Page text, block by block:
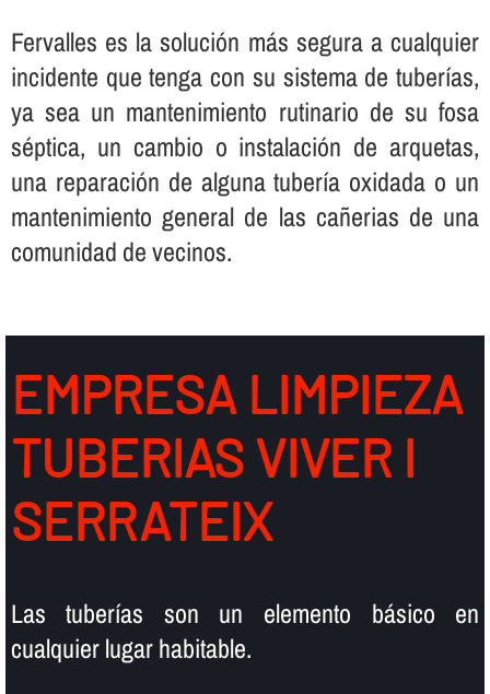
Fervalles es la solución más segura a cualquier
incidente que tenga con su sistema de tuberí­as,
ya sea un mantenimiento rutinario de su fosa
séptica, un cambio o instalación de arquetas,
una reparación de alguna tuberí­a oxidada o un
mantenimiento general de las cañerias de una
comunidad de vecinos.
EMPRESA LIMPIEZA
TUBERIAS VIVER I
SERRATEIX
Las tuberí­as son un elemento básico en
cualquier lugar habitable.